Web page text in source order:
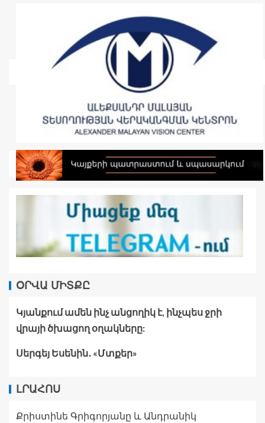
ՕՐՎԱ ՄԻՏՔԸ
Կյանքում ամեն ինչ անցողիկ է, ինչպես ջրի
վրայի ծխացող օղակները:
Սերգեյ Եսենին․ «Մտքեր»
ԼՐԱՀՈՍ
Քրիստինե Գրիգորյանը և Անդրանիկ